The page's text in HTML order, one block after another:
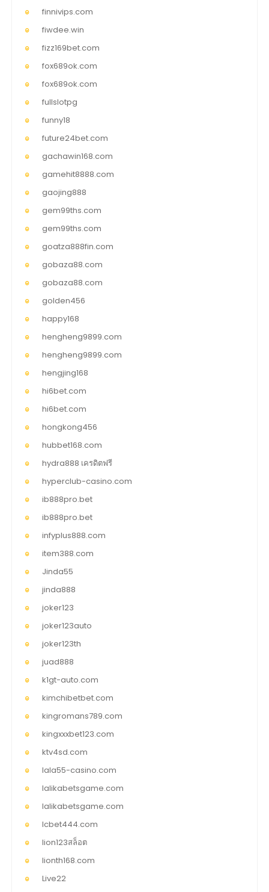
finnivips.com
fiwdee.win
fizz169bet.com
fox689ok.com
fox689ok.com
fullslotpg
funny18
future24bet.com
gachawin168.com
gamehit8888.com
gaojing888
gem99ths.com
gem99ths.com
goatza888fin.com
gobaza88.com
gobaza88.com
golden456
happy168
hengheng9899.com
hengheng9899.com
hengjing168
hi6bet.com
hi6bet.com
hongkong456
hubbet168.com
hydra888 เครดิตฟรี
hyperclub-casino.com
ib888pro.bet
ib888pro.bet
infyplus888.com
item388.com
Jinda55
jinda888
joker123
joker123auto
joker123th
juad888
k1gt-auto.com
kimchibetbet.com
kingromans789.com
kingxxxbet123.com
ktv4sd.com
lala55-casino.com
lalikabetsgame.com
lalikabetsgame.com
lcbet444.com
lion123สล็อต
lionth168.com
Live22